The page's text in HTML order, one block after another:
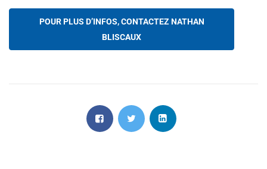
POUR PLUS D’INFOS, CONTACTEZ NATHAN
BLISCAUX